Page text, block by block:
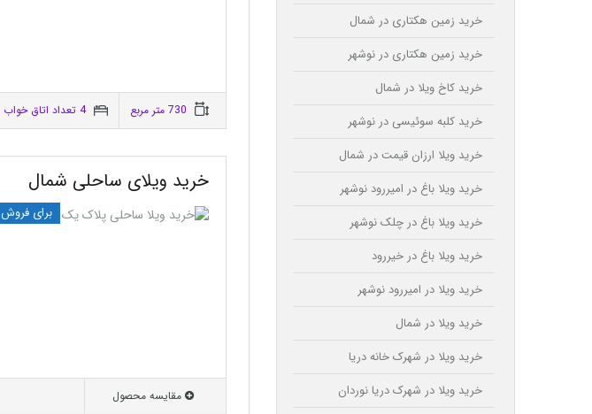
4 تعداد اتاق خواب
خرید ویلای ساحلی شمال
برای فروش
مقایسه محصول
خرید زمین هکتاری در شمال
خرید زمین هکتاری در نوشهر
خرید کاخ ویلا در شمال
خرید کلبه سوئیسی در نوشهر
خرید ویلا ارزان قیمت در شمال
خرید ویلا باغ در امیررود نوشهر
خرید ویلا باغ در چلک نوشهر
خرید ویلا باغ در خیررود
خرید ویلا در امیررود نوشهر
خرید ویلا در شمال
خرید ویلا در شهرک خانه دریا
خرید ویلا در شهرک دریا نوردان